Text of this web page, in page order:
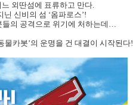
외딴섬에 표류하고 만다.
신비의 섬 ‘옴파로스’!
들의 공격으로 위기에 처하는데…
물카봇’의 운명을 건 대결이 시작된다!